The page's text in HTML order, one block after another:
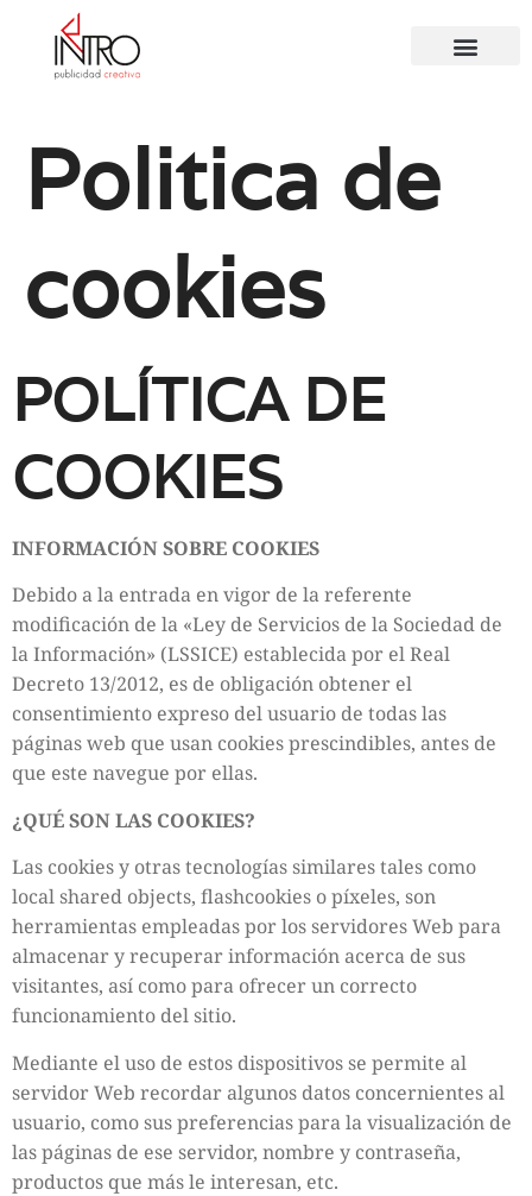
Politica de
cookies
POLÍTICA DE
COOKIES
INFORMACIÓN SOBRE COOKIES
Debido a la entrada en vigor de la referente
modificación de la «Ley de Servicios de la Sociedad de
la Información» (LSSICE) establecida por el Real
Decreto 13/2012, es de obligación obtener el
consentimiento expreso del usuario de todas las
páginas web que usan cookies prescindibles, antes de
que este navegue por ellas.
¿QUÉ SON LAS COOKIES?
Las cookies y otras tecnologías similares tales como
local shared objects, flashcookies o píxeles, son
herramientas empleadas por los servidores Web para
almacenar y recuperar información acerca de sus
visitantes, así como para ofrecer un correcto
funcionamiento del sitio.
Mediante el uso de estos dispositivos se permite al
servidor Web recordar algunos datos concernientes al
usuario, como sus preferencias para la visualización de
las páginas de ese servidor, nombre y contraseña,
productos que más le interesan, etc.